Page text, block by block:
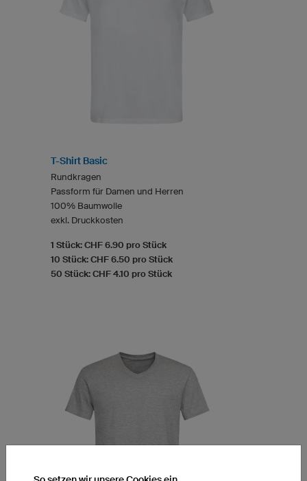
T-Shirt Basic
Rundkragen
Passform für Damen und Herren
100% Baumwolle
exkl. Druckkosten
1 Stück: CHF 6.90 pro Stück
10 Stück: CHF 6.50 pro Stück
50 Stück: CHF 4.10 pro Stück